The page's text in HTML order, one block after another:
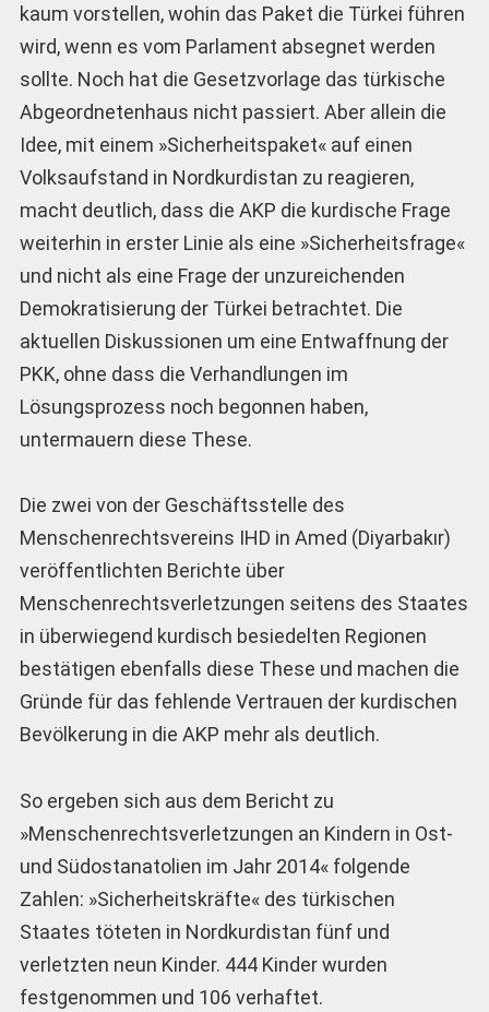
kaum vorstellen, wohin das Paket die Türkei führen
wird, wenn es vom Parlament absegnet werden
sollte. Noch hat die Gesetzvorlage das türkische
Abgeordnetenhaus nicht passiert. Aber allein die
Idee, mit einem »Sicherheitspaket« auf einen
Volksaufstand in Nordkurdistan zu reagieren,
macht deutlich, dass die AKP die kurdische Frage
weiterhin in erster Linie als eine »Sicherheitsfrage«
und nicht als eine Frage der unzureichenden
Demokratisierung der Türkei betrachtet. Die
aktuellen Diskussionen um eine Entwaffnung der
PKK, ohne dass die Verhandlungen im
Lösungsprozess noch begonnen haben,
untermauern diese These.
Die zwei von der Geschäftsstelle des
Menschenrechtsvereins IHD in Amed (Diyarbakır)
veröffentlichten Berichte über
Menschenrechtsverletzungen seitens des Staates
in überwiegend kurdisch besiedelten Regionen
bestätigen ebenfalls diese These und machen die
Gründe für das fehlende Vertrauen der kurdischen
Bevölkerung in die AKP mehr als deutlich.
So ergeben sich aus dem Bericht zu
»Menschenrechtsverletzungen an Kindern in Ost-
und Südostanatolien im Jahr 2014« folgende
Zahlen: »Sicherheitskräfte« des türkischen
Staates töteten in Nordkurdistan fünf und
verletzten neun Kinder. 444 Kinder wurden
festgenommen und 106 verhaftet.